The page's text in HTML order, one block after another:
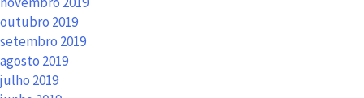
outubro 2019
setembro 2019
agosto 2019
julho 2019